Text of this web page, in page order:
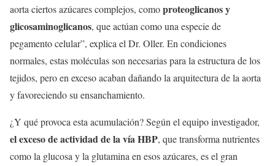
aorta ciertos azúcares complejos, comoproteoglicanos y
glicosaminoglicanos, que actúan como una especie de
pegamento celular”, explica el Dr. Oller. En condiciones
normales, estas moléculas son necesarias para la estructura de los
tejidos, pero en exceso acaban dañando la arquitectura de la aorta
y favoreciendo su ensanchamiento.
¿Y qué provoca esta acumulación? Según el equipo investigador,
el exceso de actividad de la vía HBP, que transforma nutrientes
como la glucosa y la glutamina en esos azúcares, es el gran